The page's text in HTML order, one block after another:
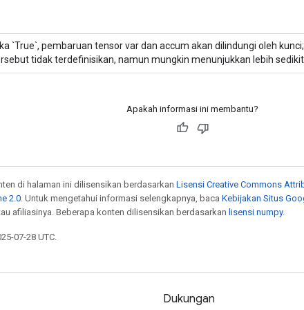
`True`, pembaruan tensor var dan accum akan dilindungi oleh
tidak terdefinisikan, namun mungkin menunjukkan lebih
Apakah informasi ini membantu?
di halaman ini dilisensikan berdasarkan Lisensi Creative Commons
2.0 . Untuk mengetahui informasi selengkapnya, baca Kebijakan Situs
afiliasinya. Beberapa konten dilisensikan berdasarkan lisensi numpy.
07-28 UTC.
Dukungan